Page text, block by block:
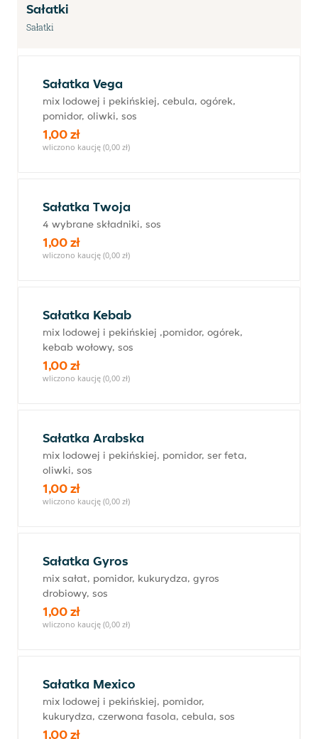
Sałatki
Sałatki
Sałatka Vega
mix lodowej i pekińskiej, cebula, ogórek,
pomidor, oliwki, sos
1,00 zł
wliczono kaucję (0,00 zł)
Sałatka Twoja
4 wybrane składniki, sos
1,00 zł
wliczono kaucję (0,00 zł)
Sałatka Kebab
mix lodowej i pekińskiej ,pomidor, ogórek,
kebab wołowy, sos
1,00 zł
wliczono kaucję (0,00 zł)
Sałatka Arabska
mix lodowej i pekińskiej, pomidor, ser feta,
oliwki, sos
1,00 zł
wliczono kaucję (0,00 zł)
Sałatka Gyros
mix sałat, pomidor, kukurydza, gyros
drobiowy, sos
1,00 zł
wliczono kaucję (0,00 zł)
Sałatka Mexico
mix lodowej i pekińskiej, pomidor,
kukurydza, czerwona fasola, cebula, sos
1,00 zł